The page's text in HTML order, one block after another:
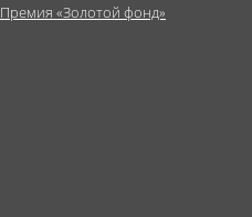
Премия «Золотой фонд»